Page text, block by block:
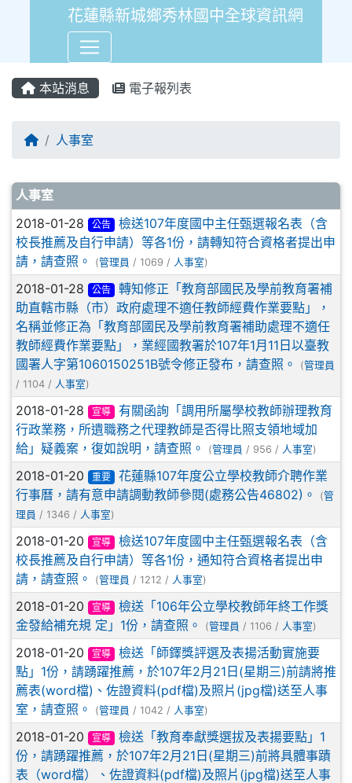
花蓮縣新城鄉秀林國中全球資訊網
本站消息 電子報列表
回首頁人事室
文章列表
人事室
2018-01-28 公告
檢送107年度國中主任甄選報名表（含
校長推薦及自行申請）等各1份，請轉知符合資格者提出申
請，請查照。
(管理員 / 1069 / 人事室)
2018-01-28 公告
轉知修正「教育部國民及學前教育署補
助直轄市縣（市）政府處理不適任教師經費作業要點」，
名稱並修正為「教育部國民及學前教育署補助處理不適任
教師經費作業要點」，業經國教署於107年1月11日以臺教
國署人字第1060150251B號令修正發布，請查照。
(管理員
/ 1104 / 人事室)
2018-01-28 宣導
有關函詢「調用所屬學校教師辦理教育
行政業務，所遺職務之代理教師是否得比照支領地域加
給」疑義案，復如說明，請查照。
(管理員 / 956 / 人事室)
2018-01-20 重要
花蓮縣107年度公立學校教師介聘作業
行事曆，請有意申請調動教師參閱(處務公告46802)。
(管
理員 / 1346 / 人事室)
2018-01-20 宣導
檢送107年度國中主任甄選報名表（含
校長推薦及自行申請）等各1份，通知符合資格者提出申
請，請查照。
(管理員 / 1212 / 人事室)
2018-01-20 宣導
檢送「106年公立學校教師年終工作獎
金發給補充規 定」1份，請查照。
(管理員 / 1106 / 人事室)
2018-01-20 宣導
檢送「師鐸獎評選及表揚活動實施要
點」1份，請踴躍推薦，於107年2月21日(星期三)前請將推
薦表(word檔)、佐證資料(pdf檔)及照片(jpg檔)送至人事
室，請查照。
(管理員 / 1042 / 人事室)
2018-01-20 宣導
檢送「教育奉獻獎選拔及表揚要點」1
份，請踴躍推薦，於107年2月21日(星期三)前將具體事蹟
表（word檔）、佐證資料(pdf檔)及照片(jpg檔)送至人事